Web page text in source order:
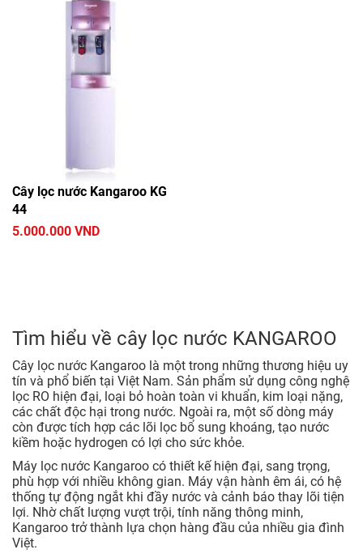
Cây lọc nước Kangaroo KG
44
5.000.000 VND
Tìm hiểu về cây lọc nước KANGAROO
Cây lọc nước Kangaroo là một trong những thương hiệu uy
tín và phổ biến tại Việt Nam. Sản phẩm sử dụng công nghệ
lọc RO hiện đại, loại bỏ hoàn toàn vi khuẩn, kim loại nặng,
các chất độc hại trong nước. Ngoài ra, một số dòng máy
còn được tích hợp các lõi lọc bổ sung khoáng, tạo nước
kiềm hoặc hydrogen có lợi cho sức khỏe.
Máy lọc nước Kangaroo có thiết kế hiện đại, sang trọng,
phù hợp với nhiều không gian. Máy vận hành êm ái, có hệ
thống tự động ngắt khi đầy nước và cảnh báo thay lõi tiện
lợi. Nhờ chất lượng vượt trội, tính năng thông minh,
Kangaroo trở thành lựa chọn hàng đầu của nhiều gia đình
Việt.